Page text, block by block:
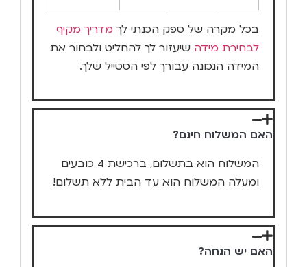
בכל מקרה של ספק הכנתי לךמדריך מקיף
לבחירת מידה שיעזור לך להחליט ולבחור את
המידה הנכונה עבורך לפי הסטייל שלך.
האם המשלוח חינם?
המשלוח הוא בתשלום, ברכישת 4 כובעים
ומעלה המשלוח הוא עד הבית ללא תשלום!
האם יש הנחה?